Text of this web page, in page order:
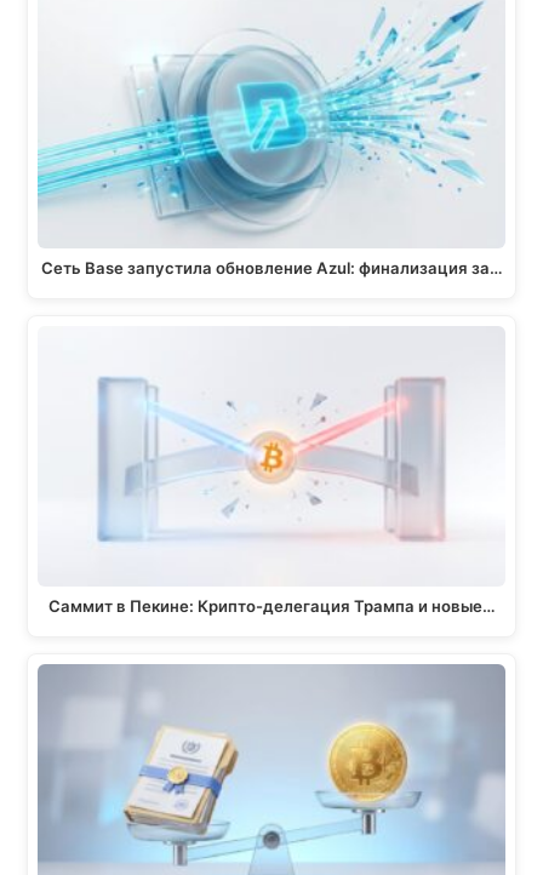
Сеть Base запустила обновление Azul: финализация за…
Саммит в Пекине: Крипто-делегация Трампа и новые…